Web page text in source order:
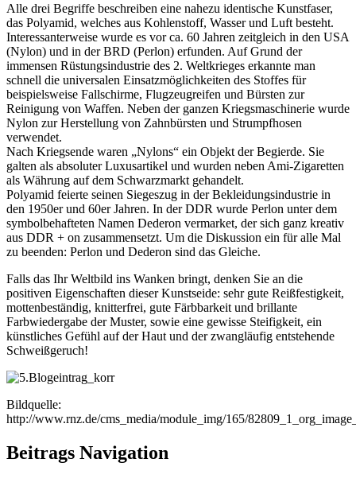
Alle drei Begriffe beschreiben eine nahezu identische Kunstfaser,
das Polyamid, welches aus Kohlenstoff, Wasser und Luft besteht.
Interessanterweise wurde es vor ca. 60 Jahren zeitgleich in den USA
(Nylon) und in der BRD (Perlon) erfunden. Auf Grund der
immensen Rüstungsindustrie des 2. Weltkrieges erkannte man
schnell die universalen Einsatzmöglichkeiten des Stoffes für
beispielsweise Fallschirme, Flugzeugreifen und Bürsten zur
Reinigung von Waffen. Neben der ganzen Kriegsmaschinerie wurde
Nylon zur Herstellung von Zahnbürsten und Strumpfhosen
verwendet.
Nach Kriegsende waren „Nylons“ ein Objekt der Begierde. Sie
galten als absoluter Luxusartikel und wurden neben Ami-Zigaretten
als Währung auf dem Schwarzmarkt gehandelt.
Polyamid feierte seinen Siegeszug in der Bekleidungsindustrie in
den 1950er und 60er Jahren. In der DDR wurde Perlon unter dem
symbolbehafteten Namen Dederon vermarket, der sich ganz kreativ
aus DDR + on zusammensetzt. Um die Diskussion ein für alle Mal
zu beenden: Perlon und Dederon sind das Gleiche.
Falls das Ihr Weltbild ins Wanken bringt, denken Sie an die
positiven Eigenschaften dieser Kunstseide: sehr gute Reißfestigkeit,
mottenbeständig, knitterfrei, gute Färbbarkeit und brillante
Farbwiedergabe der Muster, sowie eine gewisse Steifigkeit, ein
künstliches Gefühl auf der Haut und der zwangläufig entstehende
Schweißgeruch!
Bildquelle:
http://www.rnz.de/cms_media/module_img/165/
Beitrags Navigation